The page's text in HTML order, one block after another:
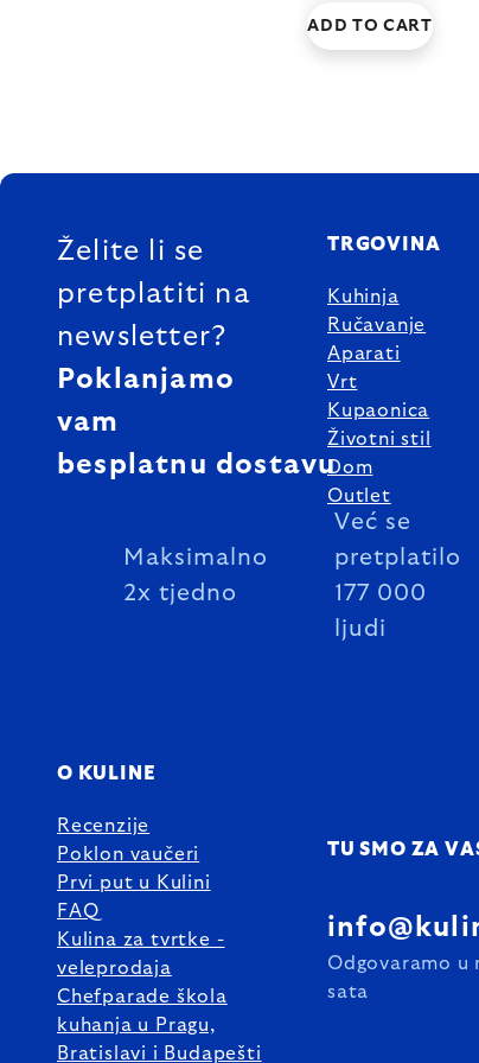
ADD TO CART
FOOTER
Želite li se
pretplatiti na
newsletter?
Poklanjamo
vam
besplatnu dostavu
Maksimalno
2x tjedno
Već se
pretplatilo
177 000
ljudi
TRGOVINA
Kuhinja
Ručavanje
Aparati
Vrt
Kupaonica
Životni stil
Dom
Outlet
O KULINE
Recenzije
Poklon vaučeri
Prvi put u Kulini
FAQ
Kulina za tvrtke -
veleprodaja
Chefparade škola
kuhanja u Pragu,
Bratislavi i Budapešti
TU SMO ZA
Odgovaramo u
sata